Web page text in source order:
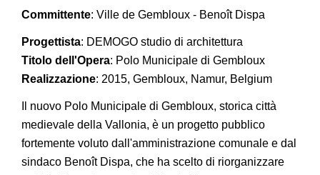
Committente: Ville de Gembloux - Benoît Dispa
Progettista: DEMOGO studio di architettura
Titolo dell'Opera: Polo Municipale di Gembloux
Realizzazione: 2015, Gembloux, Namur, Belgium
Il nuovo Polo Municipale di Gembloux, storica città
medievale della Vallonia, è un progetto pubblico
fortemente voluto dall'amministrazione comunale e dal
sindaco Benoît Dispa, che ha scelto di riorganizzare